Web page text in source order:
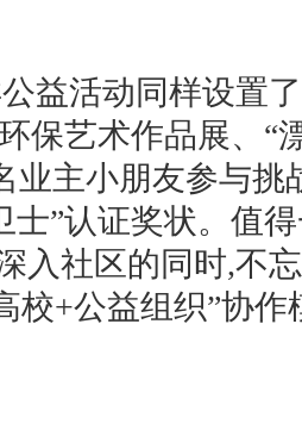
益活动同样设置
保艺术作品展、“
业主小朋友参与挑
士”认证奖状。值
入社区的同时,不
校+公益组织”协